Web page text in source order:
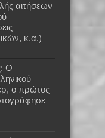
αιτήσεων
κ.α.)
Ο
ο πρώτος